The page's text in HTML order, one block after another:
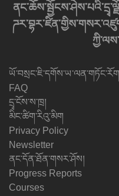
FAQ
དྲྭ་ངོས་ས་ཁྲ།
མིང་ཚིག་རིའུ་མིག
Privacy Policy
Newsletter
ནང་དོན་ཐོན་གསར་ཤོས།
Progress Reports
Courses